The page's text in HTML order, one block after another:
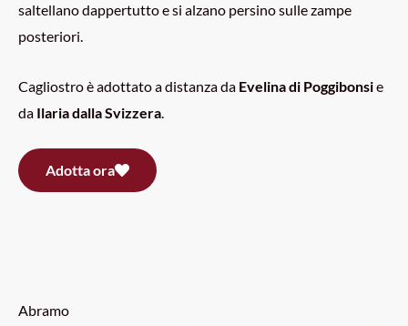
saltellano dappertutto e si alzano persino sulle zampe
posteriori.
Cagliostro è adottato a distanza da Evelina di Poggibonsie
da Ilaria dalla Svizzera
Adotta ora
Abramo